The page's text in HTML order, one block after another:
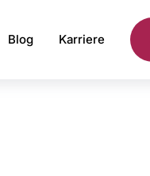
Blog Karriere